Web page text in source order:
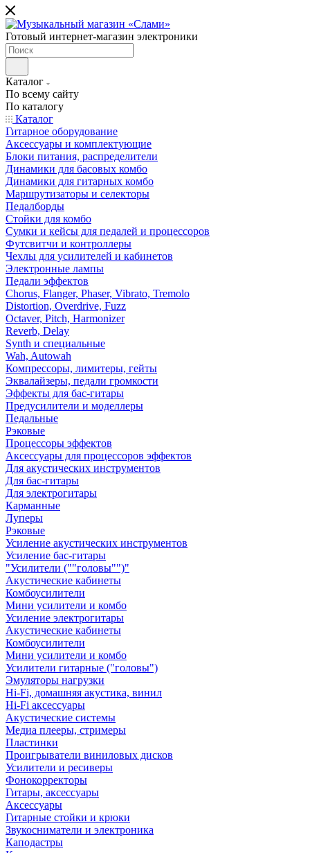
Готовый интернет-магазин электроники
Каталог
По всему сайту
По каталогу
Каталог
Гитарное оборудование
Аксессуары и комплектующие
Блоки питания, распределители
Динамики для басовых комбо
Динамики для гитарных комбо
Маршрутизаторы и селекторы
Педалборды
Стойки для комбо
Сумки и кейсы для педалей и процессоров
Футсвитчи и контроллеры
Чехлы для усилителей и кабинетов
Электронные лампы
Педали эффектов
Chorus, Flanger, Phaser, Vibrato, Tremolo
Distortion, Overdrive, Fuzz
Octaver, Pitch, Harmonizer
Reverb, Delay
Synth и специальные
Wah, Autowah
Компрессоры, лимитеры, гейты
Эквалайзеры, педали громкости
Эффекты для бас-гитары
Предусилители и моделлеры
Педальные
Рэковые
Процессоры эффектов
Аксессуары для процессоров эффектов
Для акустических инструментов
Для бас-гитары
Для электрогитары
Карманные
Луперы
Рэковые
Усиление акустических инструментов
Усиление бас-гитары
"Усилители (""головы"")"
Акустические кабинеты
Комбоусилители
Мини усилители и комбо
Усиление электрогитары
Акустические кабинеты
Комбоусилители
Мини усилители и комбо
Усилители гитарные ("головы")
Эмуляторы нагрузки
Hi-Fi, домашняя акустика, винил
Hi-Fi аксессуары
Акустические системы
Медиа плееры, стримеры
Пластинки
Проигрыватели виниловых дисков
Усилители и ресиверы
Фонокорректоры
Гитары, аксессуары
Аксессуары
Гитарные стойки и крюки
Звукосниматели и электроника
Каподастры